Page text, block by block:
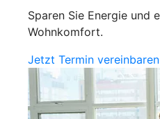
Sparen Sie Energie und
Wohnkomfort.
Jetzt Termin vereinbaren